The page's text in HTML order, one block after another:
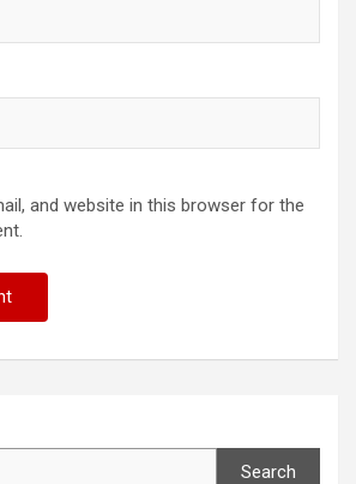
and website in this browser for the
Search